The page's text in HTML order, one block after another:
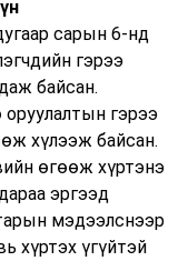
сарын 6-нд
гэрээ
байсан.
гэрээ
хүлээж байсан.
өгөөж хүртэнэ
эргээд
мэдээлснээр
хүртэх үгүйтэй